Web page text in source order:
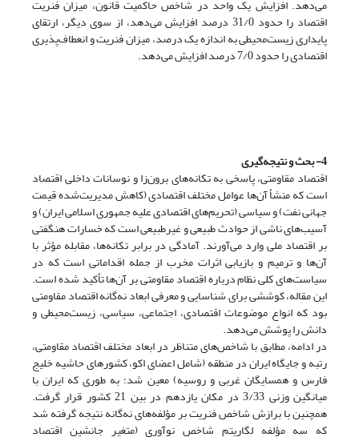
می‌دهد. افزایش یک واحد در شاخص حاکمیت قانون، میزان فنریت
اقتصاد را حدود 31/0 درصد افزایش می‌دهد، از سوی دیگر، ارتقای
پایداری زیست‌محیطی به اندازه یک درصد، میزان فنریت و انعطاف‌پذیری
اقتصادی را حدود 7/0 درصد افزایش می‌دهد.
4- بحث و نتیجه‌گیری
اقتصاد مقاومتی، پاسخی به تکانه‌های برون‌زا و نوسانات داخلی اقتصاد
است که منشأ آن‌ها عوامل مختلف اقتصادی (کاهش مدیریت‌شده قیمت
جهانی نفت) و سیاسی (تحریم‌های اقتصادی علیه جمهوری اسلامی ایران) و
آسیب‌های ناشی از حوادث طبیعی و غیرطبیعی است که خسارات هنگفتی
بر اقتصاد ملی وارد می‌آورند. آمادگی در برابر تکانه‌ها، مقابله مؤثر با
آن‌ها و ترمیم و بازیابی اثرات مخرب از جمله اقداماتی است که در
سیاست‌های کلی نظام درباره اقتصاد مقاومتی بر آن‌ها تأکید شده است.
این مقاله، کوششی برای شناسایی و معرفی ابعاد نه‌گانه اقتصاد مقاومتی
بود که انواع موضوعات اقتصادی، اجتماعی، سیاسی، زیست‌محیطی و
دانش را پوشش می‌دهد.
در ادامه، مطابق با شاخص‌های متناظر در ابعاد مختلف اقتصاد مقاومتی،
رتبه و جایگاه ایران در منطقه (شامل اعضای اکو، کشورهای حاشیه خلیج
فارس و همسایگان غربی و روسیه) معین شد؛ به طوری که ایران با
میانگین وزنی 3/33 در مکان یازدهم در بین 21 کشور قرار گرفت.
همچنین با برازش شاخص فنریت بر مؤلفه‌های نه‌گانه نتیجه گرفته شد
که سه مؤلفه لگاریتم شاخص نوآوری (متغیر جانشین اقتصاد